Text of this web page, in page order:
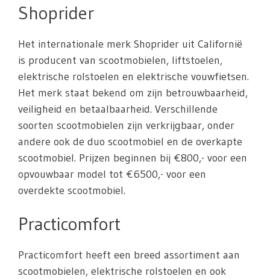
Shoprider
Het internationale merk Shoprider uit Californië
is producent van scootmobielen, liftstoelen,
elektrische rolstoelen en elektrische vouwfietsen.
Het merk staat bekend om zijn betrouwbaarheid,
veiligheid en betaalbaarheid. Verschillende
soorten scootmobielen zijn verkrijgbaar, onder
andere ook de duo scootmobiel en de overkapte
scootmobiel. Prijzen beginnen bij €800,- voor een
opvouwbaar model tot €6500,- voor een
overdekte scootmobiel.
Practicomfort
Practicomfort heeft een breed assortiment aan
scootmobielen, elektrische rolstoelen en ook